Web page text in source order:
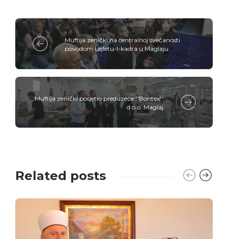
Muftija zenički na centralnoj svečanosti
povodom Lejletu-l-kadra u Maglaju
Muftija zenički posjetio preduzeće ''Bontex''
d.o.o. Maglaj
Related posts